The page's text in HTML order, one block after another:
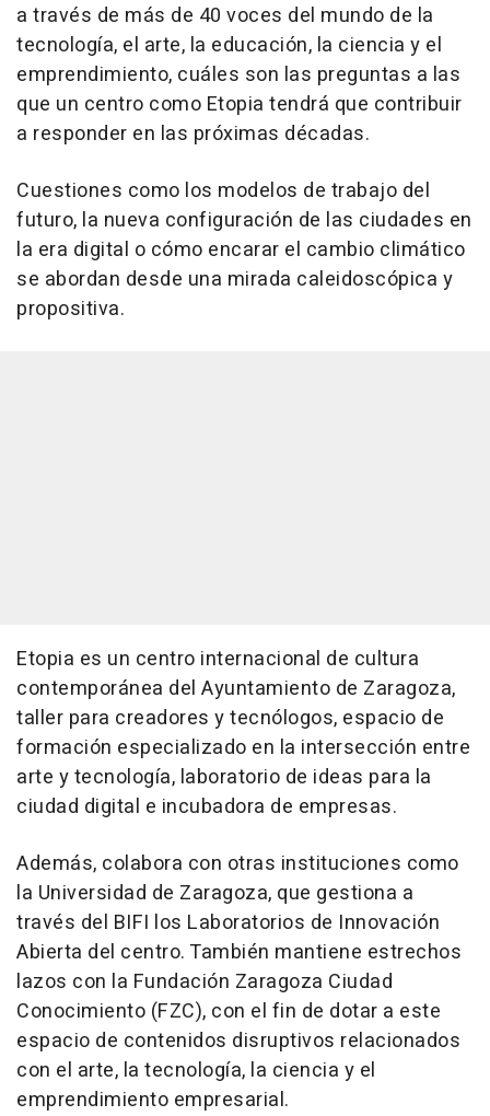
a través de más de 40 voces del mundo de la
tecnología, el arte, la educación, la ciencia y el
emprendimiento, cuáles son las preguntas a las
que un centro como Etopia tendrá que contribuir
a responder en las próximas décadas.
Cuestiones como los modelos de trabajo del
futuro, la nueva configuración de las ciudades en
la era digital o cómo encarar el cambio climático
se abordan desde una mirada caleidoscópica y
propositiva.
Etopia es un centro internacional de cultura
contemporánea del Ayuntamiento de Zaragoza,
taller para creadores y tecnólogos, espacio de
formación especializado en la intersección entre
arte y tecnología, laboratorio de ideas para la
ciudad digital e incubadora de empresas.
Además, colabora con otras instituciones como
la Universidad de Zaragoza, que gestiona a
través del BIFI los Laboratorios de Innovación
Abierta del centro. También mantiene estrechos
lazos con la Fundación Zaragoza Ciudad
Conocimiento (FZC), con el fin de dotar a este
espacio de contenidos disruptivos relacionados
con el arte, la tecnología, la ciencia y el
emprendimiento empresarial.